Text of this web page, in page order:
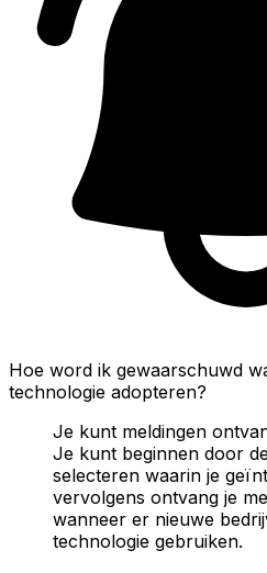
Hoe word ik gewaarschuwd
technologie adopteren?
Je kunt meldingen
Je kunt beginnen door
selecteren waarin je
vervolgens ontvang je
wanneer er nieuwe
technologie gebruiken.